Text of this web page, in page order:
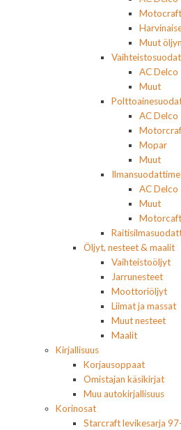
Motocraft
Muut
AC Delco
Muut
AC Delco
Mopar
Muut
AC Delco
Muut
Motorcaft
Öljyt, nesteet & maalit
Vaihteistoöljyt
Jarrunesteet
Moottoriöljyt
Liimat ja massat
Muut nesteet
Maalit
Kirjallisuus
Korjausoppaat
Omistajan käsikirjat
Muu autokirjallisuus
Korinosat
Starcraft levikesarja